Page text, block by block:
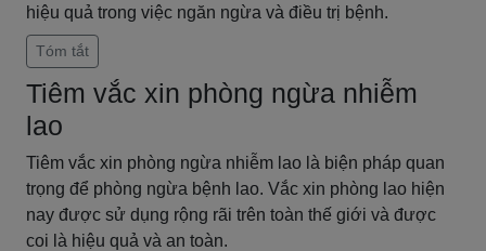
hiệu quả trong việc ngăn ngừa và điều trị bệnh.
Tóm tắt
Tiêm vắc xin phòng ngừa nhiễm
lao
Tiêm vắc xin phòng ngừa nhiễm lao là biện pháp quan
trọng để phòng ngừa bệnh lao. Vắc xin phòng lao hiện
nay được sử dụng rộng rãi trên toàn thế giới và được
coi là hiệu quả và an toàn.